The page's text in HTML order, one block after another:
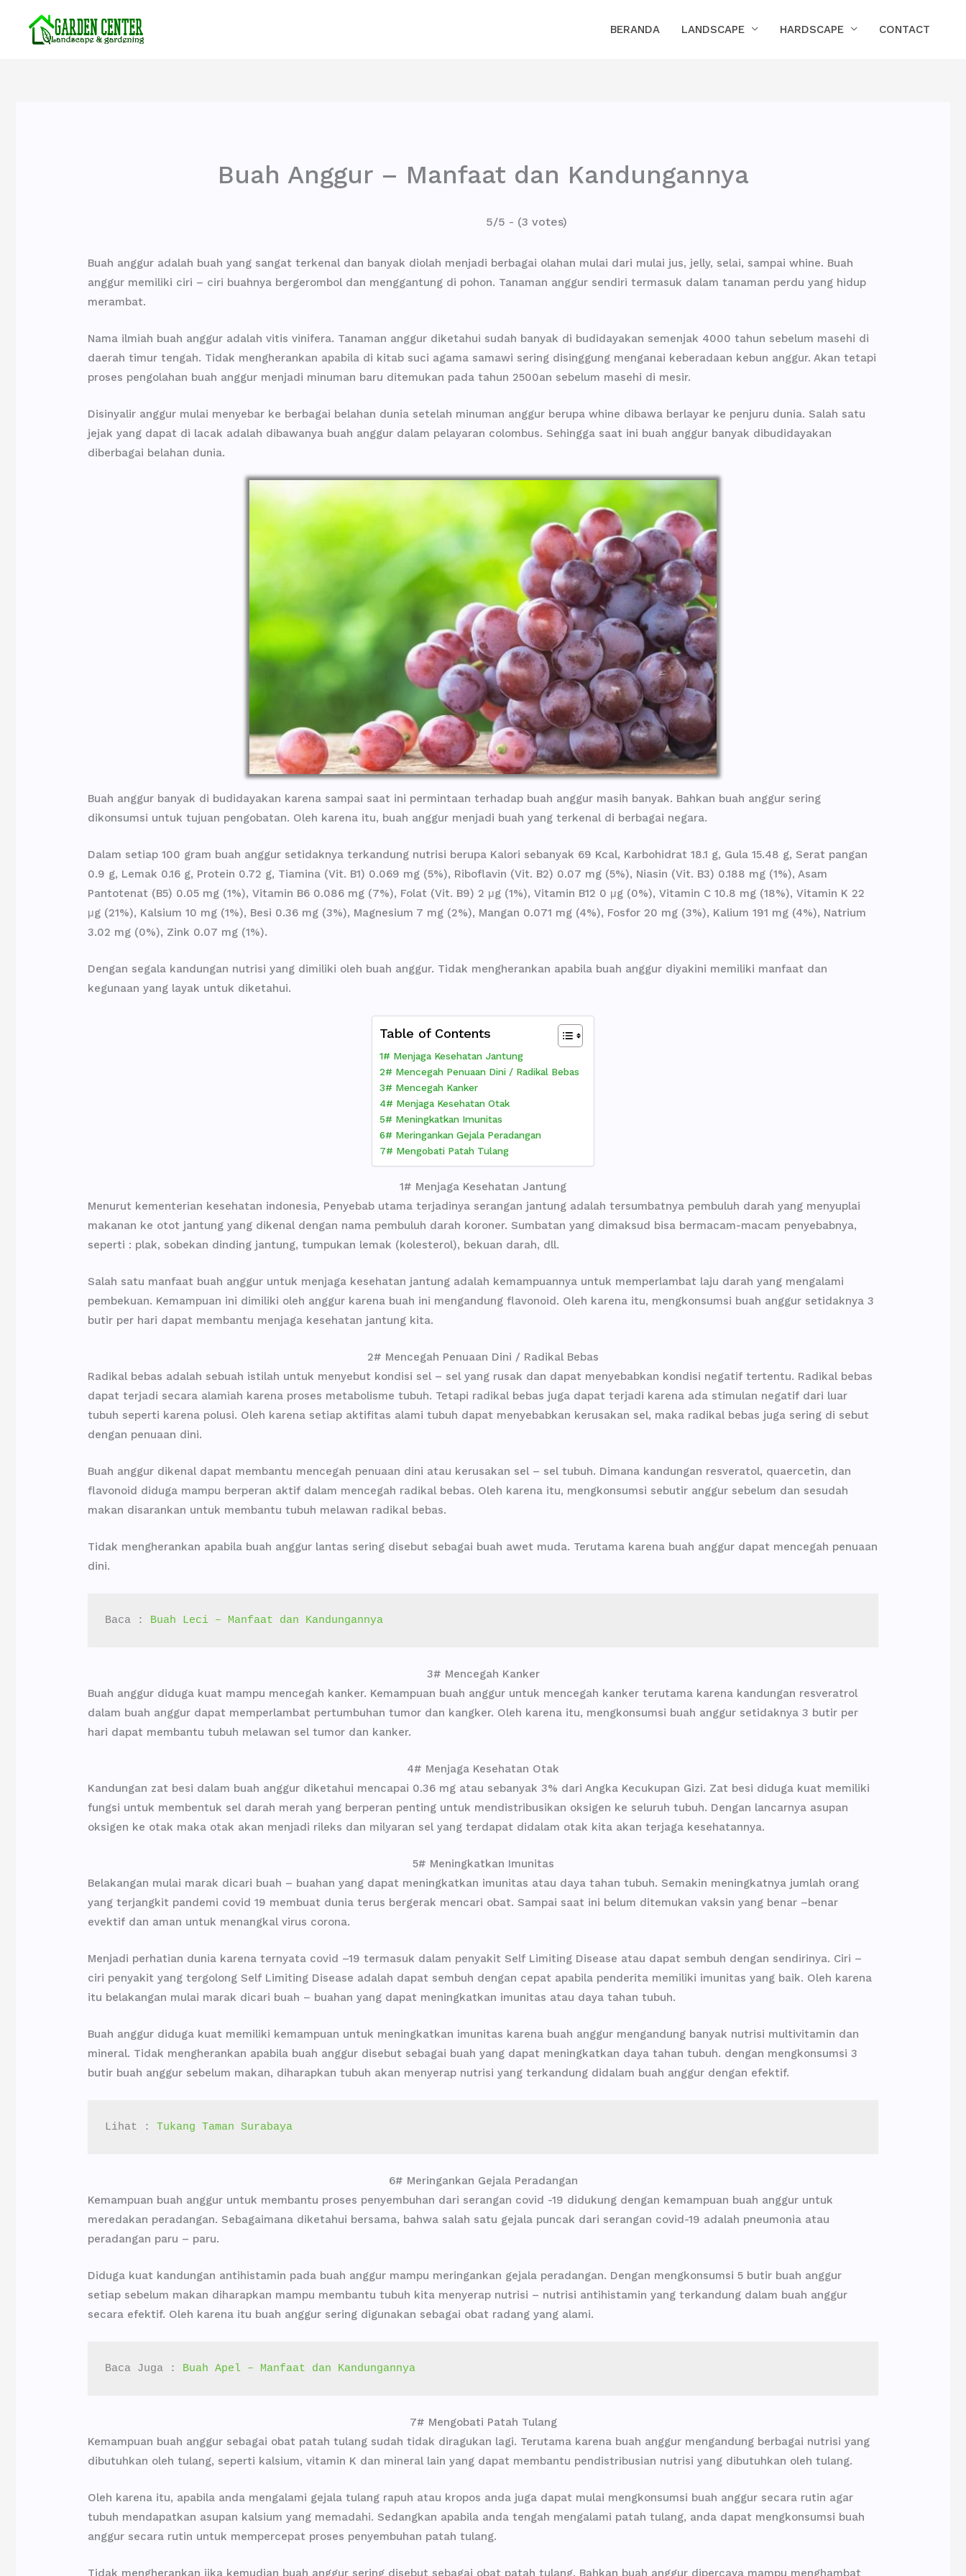
konten
BERANDA LANDSCAPE HARDSCAPE CONTACT
Buah Anggur – Manfaat dan Kandungannya
5/5 - (3 votes)
Buah anggur adalah buah yang sangat terkenal dan banyak diolah menjadi berbagai olahan mulai dari mulai jus, jelly, selai, sampai whine. Buah
anggur memiliki ciri – ciri buahnya bergerombol dan menggantung di pohon. Tanaman anggur sendiri termasuk dalam tanaman perdu yang hidup
merambat.
Nama ilmiah buah anggur adalah vitis vinifera. Tanaman anggur diketahui sudah banyak di budidayakan semenjak 4000 tahun sebelum masehi di
daerah timur tengah. Tidak mengherankan apabila di kitab suci agama samawi sering disinggung menganai keberadaan kebun anggur. Akan tetapi
proses pengolahan buah anggur menjadi minuman baru ditemukan pada tahun 2500an sebelum masehi di mesir.
Disinyalir anggur mulai menyebar ke berbagai belahan dunia setelah minuman anggur berupa whine dibawa berlayar ke penjuru dunia. Salah satu
jejak yang dapat di lacak adalah dibawanya buah anggur dalam pelayaran colombus. Sehingga saat ini buah anggur banyak dibudidayakan
diberbagai belahan dunia.
Buah anggur banyak di budidayakan karena sampai saat ini permintaan terhadap buah anggur masih banyak. Bahkan buah anggur sering
dikonsumsi untuk tujuan pengobatan. Oleh karena itu, buah anggur menjadi buah yang terkenal di berbagai negara.
Dalam setiap 100 gram buah anggur setidaknya terkandung nutrisi berupa Kalori sebanyak 69 Kcal, Karbohidrat 18.1 g, Gula 15.48 g, Serat pangan
0.9 g, Lemak 0.16 g, Protein 0.72 g, Tiamina (Vit. B1) 0.069 mg (5%), Riboflavin (Vit. B2) 0.07 mg (5%), Niasin (Vit. B3) 0.188 mg (1%), Asam
Pantotenat (B5) 0.05 mg (1%), Vitamin B6 0.086 mg (7%), Folat (Vit. B9) 2 μg (1%), Vitamin B12 0 μg (0%), Vitamin C 10.8 mg (18%), Vitamin K 22
μg (21%), Kalsium 10 mg (1%), Besi 0.36 mg (3%), Magnesium 7 mg (2%), Mangan 0.071 mg (4%), Fosfor 20 mg (3%), Kalium 191 mg (4%), Natrium
3.02 mg (0%), Zink 0.07 mg (1%).
Dengan segala kandungan nutrisi yang dimiliki oleh buah anggur. Tidak mengherankan apabila buah anggur diyakini memiliki manfaat dan
kegunaan yang layak untuk diketahui.
Table of Contents
1# Menjaga Kesehatan Jantung
2# Mencegah Penuaan Dini / Radikal Bebas
3# Mencegah Kanker
4# Menjaga Kesehatan Otak
5# Meningkatkan Imunitas
6# Meringankan Gejala Peradangan
7# Mengobati Patah Tulang
1# Menjaga Kesehatan Jantung
Menurut kementerian kesehatan indonesia, Penyebab utama terjadinya serangan jantung adalah tersumbatnya pembuluh darah yang menyuplai
makanan ke otot jantung yang dikenal dengan nama pembuluh darah koroner. Sumbatan yang dimaksud bisa bermacam-macam penyebabnya,
seperti : plak, sobekan dinding jantung, tumpukan lemak (kolesterol), bekuan darah, dll.
Salah satu manfaat buah anggur untuk menjaga kesehatan jantung adalah kemampuannya untuk memperlambat laju darah yang mengalami
pembekuan. Kemampuan ini dimiliki oleh anggur karena buah ini mengandung flavonoid. Oleh karena itu, mengkonsumsi buah anggur setidaknya 3
butir per hari dapat membantu menjaga kesehatan jantung kita.
2# Mencegah Penuaan Dini / Radikal Bebas
Radikal bebas adalah sebuah istilah untuk menyebut kondisi sel – sel yang rusak dan dapat menyebabkan kondisi negatif tertentu. Radikal bebas
dapat terjadi secara alamiah karena proses metabolisme tubuh. Tetapi radikal bebas juga dapat terjadi karena ada stimulan negatif dari luar
tubuh seperti karena polusi. Oleh karena setiap aktifitas alami tubuh dapat menyebabkan kerusakan sel, maka radikal bebas juga sering di sebut
dengan penuaan dini.
Buah anggur dikenal dapat membantu mencegah penuaan dini atau kerusakan sel – sel tubuh. Dimana kandungan resveratol, quaercetin, dan
flavonoid diduga mampu berperan aktif dalam mencegah radikal bebas. Oleh karena itu, mengkonsumsi sebutir anggur sebelum dan sesudah
makan disarankan untuk membantu tubuh melawan radikal bebas.
Tidak mengherankan apabila buah anggur lantas sering disebut sebagai buah awet muda. Terutama karena buah anggur dapat mencegah penuaan
dini.
Baca : Buah Leci – Manfaat dan Kandungannya
3# Mencegah Kanker
Buah anggur diduga kuat mampu mencegah kanker. Kemampuan buah anggur untuk mencegah kanker terutama karena kandungan resveratrol
dalam buah anggur dapat memperlambat pertumbuhan tumor dan kangker. Oleh karena itu, mengkonsumsi buah anggur setidaknya 3 butir per
hari dapat membantu tubuh melawan sel tumor dan kanker.
4# Menjaga Kesehatan Otak
Kandungan zat besi dalam buah anggur diketahui mencapai 0.36 mg atau sebanyak 3% dari Angka Kecukupan Gizi. Zat besi diduga kuat memiliki
fungsi untuk membentuk sel darah merah yang berperan penting untuk mendistribusikan oksigen ke seluruh tubuh. Dengan lancarnya asupan
oksigen ke otak maka otak akan menjadi rileks dan milyaran sel yang terdapat didalam otak kita akan terjaga kesehatannya.
5# Meningkatkan Imunitas
Belakangan mulai marak dicari buah – buahan yang dapat meningkatkan imunitas atau daya tahan tubuh. Semakin meningkatnya jumlah orang
yang terjangkit pandemi covid 19 membuat dunia terus bergerak mencari obat. Sampai saat ini belum ditemukan vaksin yang benar –benar
evektif dan aman untuk menangkal virus corona.
Menjadi perhatian dunia karena ternyata covid –19 termasuk dalam penyakit Self Limiting Disease atau dapat sembuh dengan sendirinya. Ciri –
ciri penyakit yang tergolong Self Limiting Disease adalah dapat sembuh dengan cepat apabila penderita memiliki imunitas yang baik. Oleh karena
itu belakangan mulai marak dicari buah – buahan yang dapat meningkatkan imunitas atau daya tahan tubuh.
Buah anggur diduga kuat memiliki kemampuan untuk meningkatkan imunitas karena buah anggur mengandung banyak nutrisi multivitamin dan
mineral. Tidak mengherankan apabila buah anggur disebut sebagai buah yang dapat meningkatkan daya tahan tubuh. dengan mengkonsumsi 3
butir buah anggur sebelum makan, diharapkan tubuh akan menyerap nutrisi yang terkandung didalam buah anggur dengan efektif.
Lihat : Tukang Taman Surabaya
6# Meringankan Gejala Peradangan
Kemampuan buah anggur untuk membantu proses penyembuhan dari serangan covid -19 didukung dengan kemampuan buah anggur untuk
meredakan peradangan. Sebagaimana diketahui bersama, bahwa salah satu gejala puncak dari serangan covid-19 adalah pneumonia atau
peradangan paru – paru.
Diduga kuat kandungan antihistamin pada buah anggur mampu meringankan gejala peradangan. Dengan mengkonsumsi 5 butir buah anggur
setiap sebelum makan diharapkan mampu membantu tubuh kita menyerap nutrisi – nutrisi antihistamin yang terkandung dalam buah anggur
secara efektif. Oleh karena itu buah anggur sering digunakan sebagai obat radang yang alami.
Baca Juga : Buah Apel – Manfaat dan Kandungannya
7# Mengobati Patah Tulang
Kemampuan buah anggur sebagai obat patah tulang sudah tidak diragukan lagi. Terutama karena buah anggur mengandung berbagai nutrisi yang
dibutuhkan oleh tulang, seperti kalsium, vitamin K dan mineral lain yang dapat membantu pendistribusian nutrisi yang dibutuhkan oleh tulang.
Oleh karena itu, apabila anda mengalami gejala tulang rapuh atau kropos anda juga dapat mulai mengkonsumsi buah anggur secara rutin agar
tubuh mendapatkan asupan kalsium yang memadahi. Sedangkan apabila anda tengah mengalami patah tulang, anda dapat mengkonsumsi buah
anggur secara rutin untuk mempercepat proses penyembuhan patah tulang.
Tidak mengherankan jika kemudian buah anggur sering disebut sebagai obat patah tulang. Bahkan buah anggur dipercaya mampu menghambat